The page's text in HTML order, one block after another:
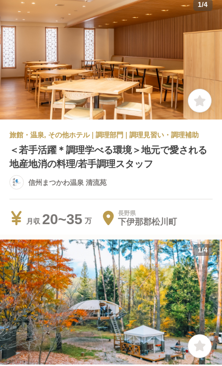
1/4
旅館・温泉, その他ホテル | 調理部門 | 調理見習い・調理補助
＜若手活躍＊調理学べる環境＞地元で愛される
地産地消の料理/若手調理スタッフ
信州まつかわ温泉 清流苑
月収 20~35 長野県
下伊那郡松川町
1/4